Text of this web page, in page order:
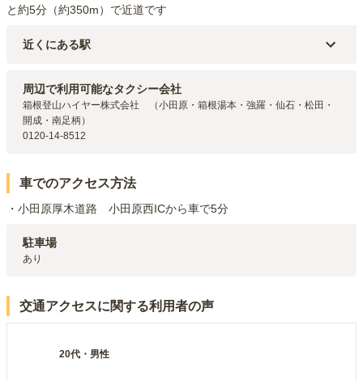
と約5分（約350m）で近道です
近くにある駅
JR東海道本線(東京～熱海)・小田急線・伊豆箱根鉄道大雄山線・箱根登
山鉄道鉄道線
小田原駅（ 1.9km）
箱根登山鉄道鉄道線
伊豆箱根鉄道大雄山線
周辺で利用可能なタクシー会社
箱根登山ハイヤー株式会社　（小田原・箱根湯本・強羅・仙石・松田・
開成・南足柄）
0120-14-8512
車でのアクセス方法
・小田原厚木道路　小田原西ICから車で5分
駐車場
あり
交通アクセスに関する利用者の声
20代 ・ 男性